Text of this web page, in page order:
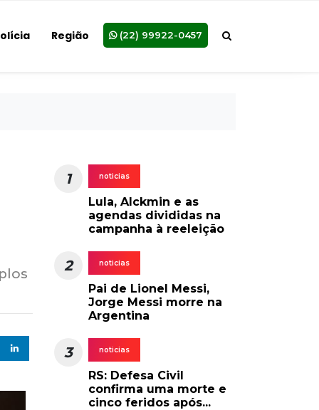
Região (22) 99922-0457
1 noticias
Lula, Alckmin e as
agendas divididas na
campanha à reeleição
2 noticias
Pai de Lionel Messi,
Jorge Messi morre na
Argentina
3 noticias
RS: Defesa Civil
confirma uma morte e
cinco feridos após...